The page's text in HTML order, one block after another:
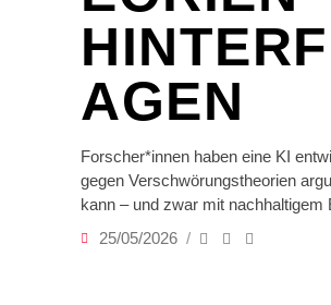
AGEN
Forscher*innen haben eine KI
gegen Verschwörungstheorien
kann – und zwar mit nachhaltigem
25/05/2026